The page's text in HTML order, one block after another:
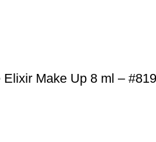
Make Up 8 ml – #819